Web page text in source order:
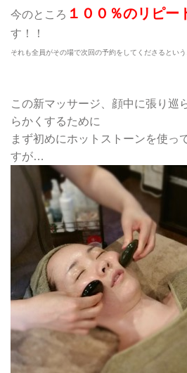
今のところ １００％のリピー
す！！
それも全員がその場で次回の予約をしてくださるとい
この新マッサージ、顔中に張り巡
らかくするために
まず初めにホットストーンを使っ
すが…